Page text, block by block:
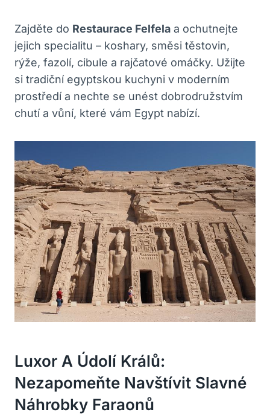
Zajděte do Restaurace Felfela a ochutnejte
jejich specialitu – koshary, směsi těstovin,
rýže, fazolí, cibule a rajčatové omáčky. Užijte
si tradiční egyptskou kuchyni v moderním
prostředí a nechte se unést dobrodružstvím
chutí a vůní, které vám Egypt nabízí.
Luxor A Údolí Králů:
Nezapomeňte Navštívit Slavné
Náhrobky Faraonů